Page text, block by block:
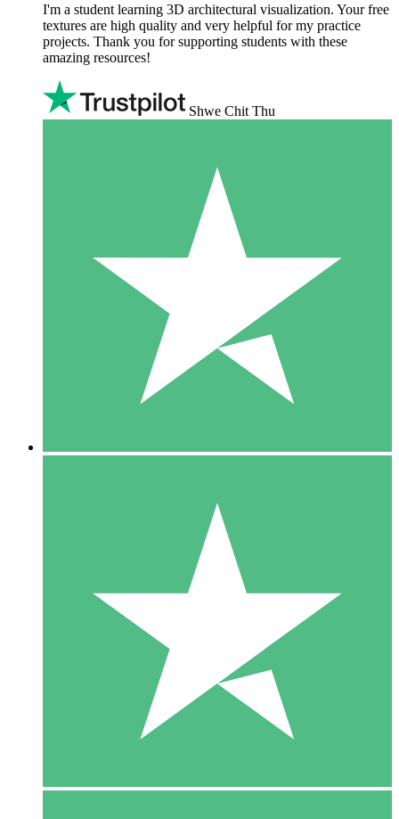
I'm a student learning 3D architectural visualization. Your free
textures are high quality and very helpful for my practice
projects. Thank you for supporting students with these
amazing resources!
Shwe Chit Thu